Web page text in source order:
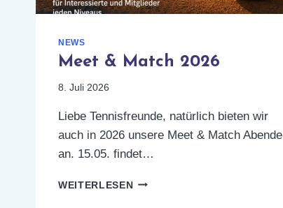
NEWS
Meet & Match 2026
8. Juli 2026
Liebe Tennisfreunde, natürlich bieten wir
auch in 2026 unsere Meet & Match Abende
an. 15.05. findet…
WEITERLESENMEET